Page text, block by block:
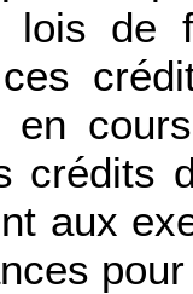
lois de
en
crédits
aux